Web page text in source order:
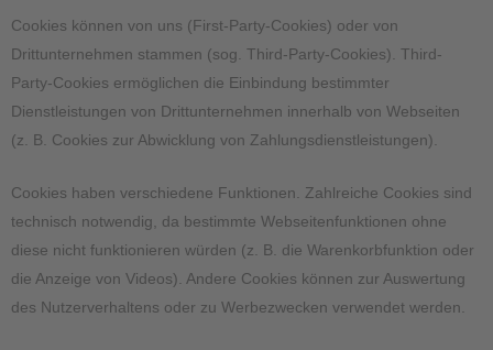
Cookies können von uns (First-Party-Cookies) oder von
Drittunternehmen stammen (sog. Third-Party-Cookies). Third-
Party-Cookies ermöglichen die Einbindung bestimmter
Dienstleistungen von Drittunternehmen innerhalb von Webseiten
(z. B. Cookies zur Abwicklung von Zahlungsdienstleistungen).
Cookies haben verschiedene Funktionen. Zahlreiche Cookies sind
technisch notwendig, da bestimmte Webseitenfunktionen ohne
diese nicht funktionieren würden (z. B. die Warenkorbfunktion oder
die Anzeige von Videos). Andere Cookies können zur Auswertung
des Nutzerverhaltens oder zu Werbezwecken verwendet werden.